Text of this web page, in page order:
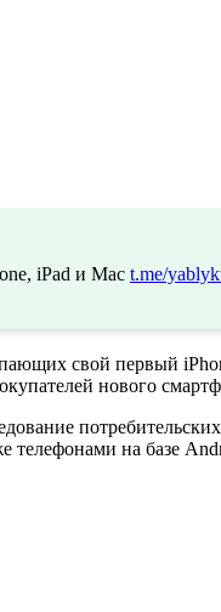
iPad и Mac t.me/
свой первый
нового
на базе